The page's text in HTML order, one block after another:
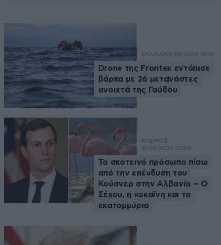
ΕΛΛΑΔΑ 10·08·2026 01:10
Drone της Frontex εντόπισε
βάρκα με 26 μετανάστες
ανοιχτά της Γαύδου
ΚΟΣΜΟΣ
10·08·2026 00:58
Το σκοτεινό πρόσωπο πίσω
από την επένδυση του
Κούσνερ στην Αλβανία – Ο
Σέχου, η κοκαΐνη και τα
εκατομμύρια